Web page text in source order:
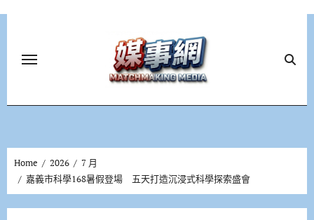
Home 2026
7 月
嘉義市科學168暑假登場 五天打造沉浸式科學探索盛會